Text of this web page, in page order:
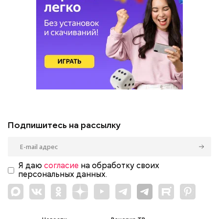
Подпишитесь на рассылку
Я даю согласие на обработку своих
персональных данных.